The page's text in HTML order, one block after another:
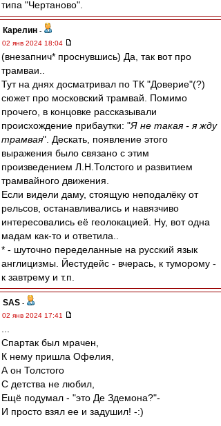
типа "Чертаново".
Карелин -
02 янв 2024 18:04
(внезапнич* проснувшись) Да, так вот про
трамваи..
Тут на днях досматривал по ТК "Доверие"(?)
сюжет про московский трамвай. Помимо
прочего, в концовке рассказывали
происхождение прибаутки: "Я не такая - я жду
трамвая". Дескать, появление этого
выражения было связано с этим
произведением Л.Н.Толстого и развитием
трамвайного движения.
Если видели даму, стоящую неподалёку от
рельсов, останавливались и навязчиво
интересовались её геолокацией. Ну, вот одна
мадам как-то и ответила..
* - шуточно переделанные на русский язык
англицизмы. Йестудейс - вчерась, к туморому -
к завтрему и т.п.
SAS -
02 янв 2024 17:41
Спартак был мрачен,
К нему пришла Офелия,
А он Толстого
С детства не любил,
Ещё подумал - "это Де Здемона?"-
И просто взял ее и задушил! -:)